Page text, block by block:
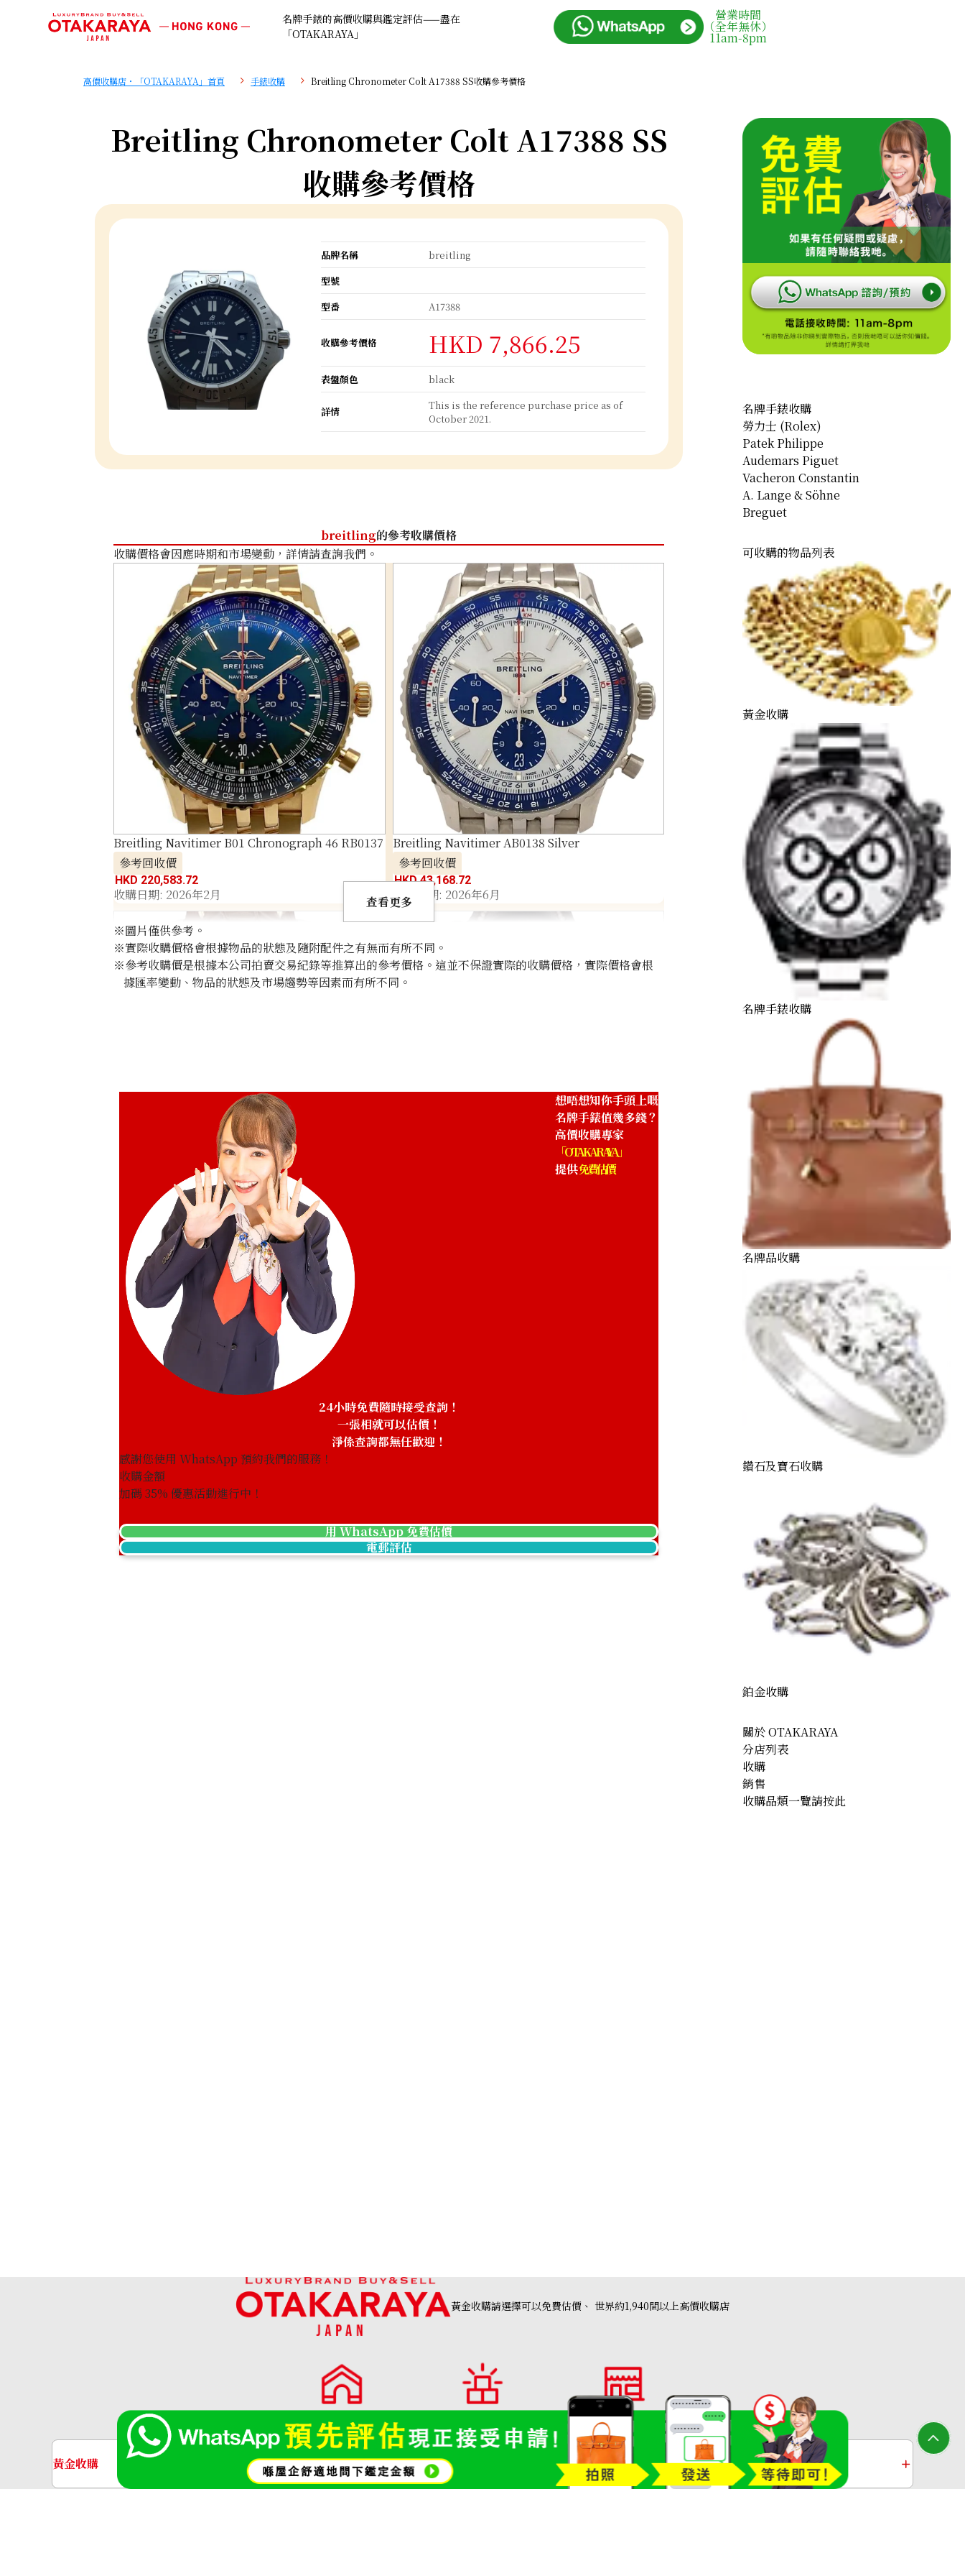
名牌手錶的高價收購與鑑定評估——盡在
「OTAKARAYA」
營業時間
（全年無休）
11am-8pm
高價收購店・「OTAKARAYA」首頁 手錶收購 Breitling Chronometer Colt A17388 SS收購參考價格
Breitling Chronometer Colt A17388 SS
收購參考價格
品牌名稱
breitling
型號
型番
A17388
收購參考價格 HKD 7,866.25
表盤顏色 black
詳情
This is the reference purchase price as of
October 2021.
breitling的參考收購價格
收購價格會因應時期和市場變動，詳情請查詢我們。
Breitling Navitimer B01 Chronograph 46 RB0137
參考回收價
HKD 220,583.72
收購日期: 2026年2月
Breitling Navitimer AB0138 Silver
參考回收價
HKD 43,168.72
收購日期: 2026年6月
Breitling Bentley GT J13362
參考回收價
HKD 83,716.02
收購日期: 2025年11月
Breitling Navitimer H24322
參考回收價
Breitling Montbrillant Datora R2133012/G624
參考回收價
參考回收價
ASK
收購日期: 2024年10月
查看更多
※圖片僅供參考。
※實際收購價格會根據物品的狀態及隨附配件之有無而有所不同。
※參考收購價是根據本公司拍賣交易紀錄等推算出的參考價格。這並不保證實際的收購價格，實際價格會根
據匯率變動、物品的狀態及市場趨勢等因素而有所不同。
想唔想知你手頭上嘅
名牌手錶值幾多錢？
高價收購專家
「OTAKARAYA」
提供免費估價
24小時免費隨時接受查詢！
一張相就可以估價！
淨係查詢都無任歡迎！
感謝您使用 WhatsApp 預約我們的服務！
收購金額
加碼35% 優惠活動進行中！
用 WhatsApp 免費估價
電郵評估
名牌手錶收購
勞力士 (Rolex)
Patek Philippe
Audemars Piguet
Vacheron Constantin
A. Lange & Söhne
Breguet
可收購的物品列表
黃金收購
名牌手錶收購
名牌品收購
鑽石及寶石收購
鉑金收購
關於 OTAKARAYA
分店列表
收購
銷售
收購品類一覽請按此
黃金收購請選擇可以免費估價、 世界約1,940間以上高價收購店
「OTAKARAYA」首頁
分店列表
黃金收購 名牌手錶收購 名牌品收購 寶石和珠寶收購 鉑金收購